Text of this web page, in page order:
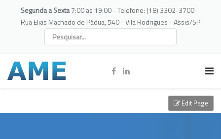
Segunda a Sexta7:00 as 19:00 - Telefone: (18) 3302-3700
Rua Elias Machado de Pádua, 540 - Vila Rodrigues - Assis/SP
Edit Page